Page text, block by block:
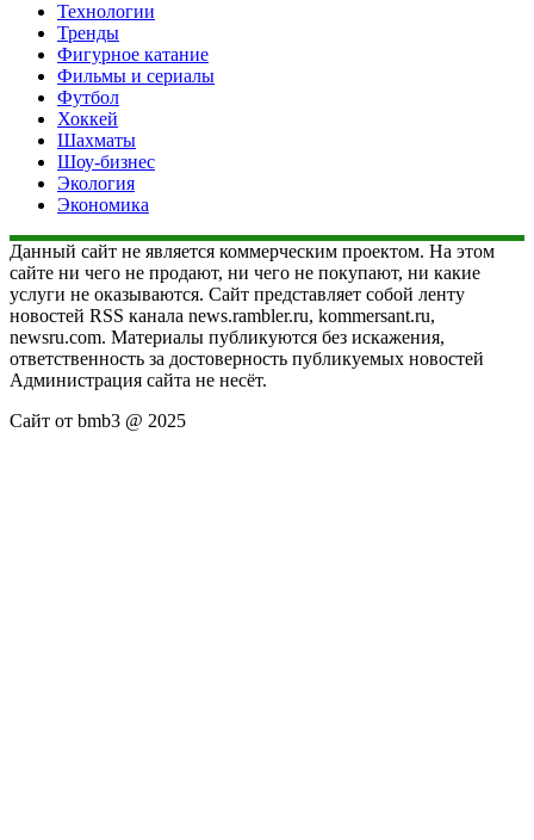
Технологии
Тренды
Фигурное катание
Фильмы и сериалы
Футбол
Хоккей
Шахматы
Шоу-бизнес
Экология
Экономика
Данный сайт не является коммерческим проектом. На этом
сайте ни чего не продают, ни чего не покупают, ни какие
услуги не оказываются. Сайт представляет собой ленту
новостей RSS канала news.rambler.ru, kommersant.ru,
newsru.com. Материалы публикуются без искажения,
ответственность за достоверность публикуемых новостей
Администрация сайта не несёт.
Сайт от bmb3 @ 2025